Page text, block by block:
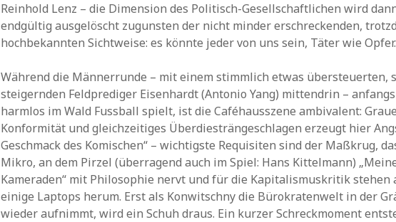
Reinhold Lenz – die Dimension des Politisch-Gesellschaftlichen wird
endgültig ausgelöscht zugunsten der nicht minder erschreckenden,
hochbekannten Sichtweise: es könnte jeder von uns sein, Täter wie Opfer.
Während die Männerrunde – mit einem stimmlich etwas übersteuerten,
steigernden Feldprediger Eisenhardt (Antonio Yang) mittendrin –
harmlos im Wald Fussball spielt, ist die Caféhausszene ambivalent:
Konformität und gleichzeitiges Überdiesträngeschlagen erzeugt hier
Geschmack des Komischen“ – wichtigste Requisiten sind der Maßkrug,
Mikro, an dem Pirzel (überragend auch im Spiel: Hans Kittelmann)
Kameraden“ mit Philosophie nervt und für die Kapitalismuskritik stehen
einige Laptops herum. Erst als Konwitschny die Bürokratenwelt in der
wieder aufnimmt, wird ein Schuh draus. Ein kurzer Schreckmoment